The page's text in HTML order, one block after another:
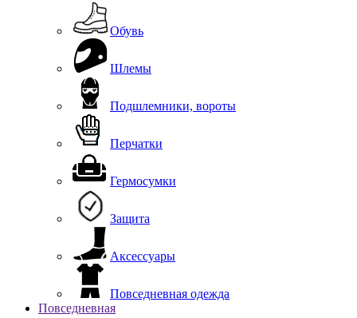
Обувь
Шлемы
Подшлемники, вороты
Перчатки
Гермосумки
Защита
Аксессуары
Повседневная одежда
Повседневная